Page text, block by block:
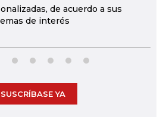
de acuerdo a sus
de interés
SUSCRÍBASE YA